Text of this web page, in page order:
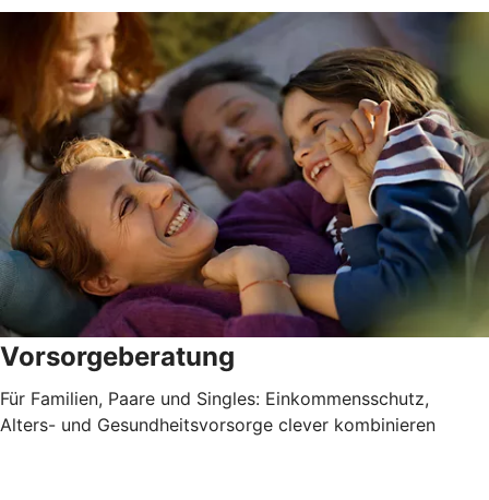
Vorsorgeberatung
Für Familien, Paare und Singles: Einkommensschutz,
Alters- und Gesundheitsvorsorge clever kombinieren